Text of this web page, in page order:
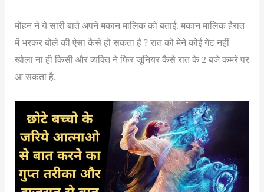
मोहन ने ये सारी बाते अपने मकान मालिक को बताई. मकान मालिक हैरात
में भरकर बोले की ऐसा कैसे हो सकता है ? रात को मेने कोई गेट नहीं
खोला ना ही किसी और व्यक्ति ने फिर जूनियर कैसे रात के 2 बजे कमरे पर
आ सकता है.